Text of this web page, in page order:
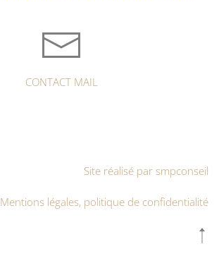
CONTACT MAIL
Site réalisé par smpconseil
Mentions légales, politique de confidentialité